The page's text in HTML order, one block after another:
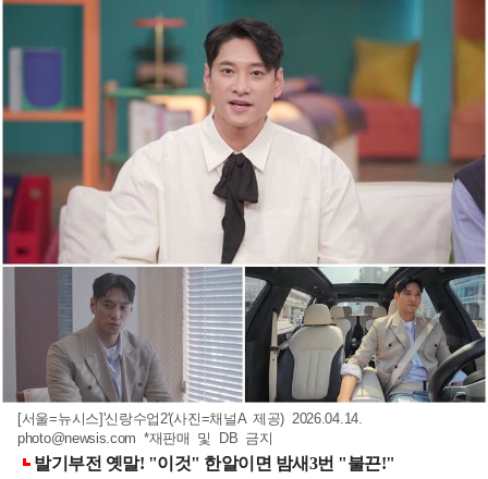
[서울=뉴시스]'신랑수업2'(사진=채널A 제공) 2026.04.14.
photo@newsis.com *재판매 및 DB 금지